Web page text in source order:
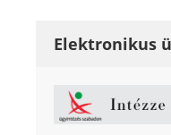
Elektronikus